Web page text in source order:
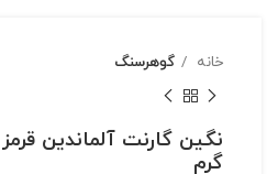
خانه گوهرسنگ
گرم